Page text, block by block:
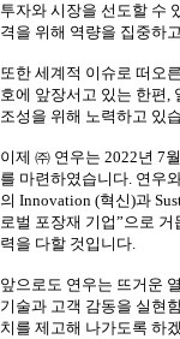
투자와 시장을 선도할 수
격을 위해 역량을 집중하
또한 세계적 이슈로 떠오
호에 앞장서고 있는 한편,
조성을 위해 노력하고 있
이제 ㈜ 연우는 2022년 7
를 마련하였습니다. 연우
의 Innovation (혁신)과
로벌 포장재 기업”으로
력을 다할 것입니다.
앞으로도 연우는 뜨거운
기술과 고객 감동을 실현
치를 제고해 나가도록 하